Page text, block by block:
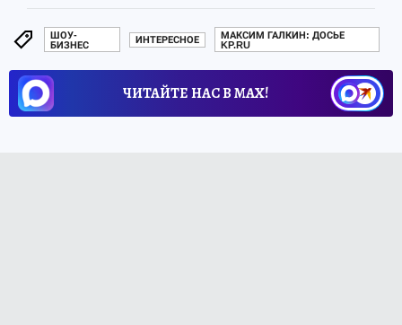
ШОУ-
БИЗНЕС
ИНТЕРЕСНОЕ
МАКСИМ ГАЛКИН: ДОСЬЕ
KP.RU
ЧИТАЙТЕ НАС В МАХ!